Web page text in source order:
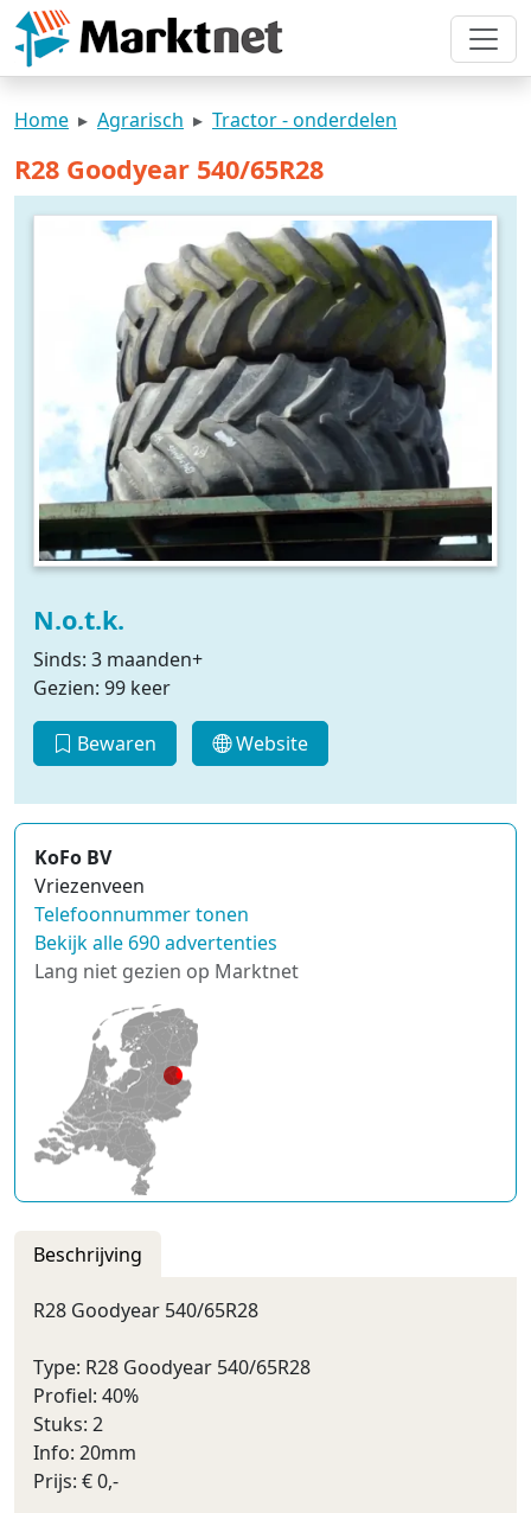
Home Agrarisch Tractor - onderdelen
R28 Goodyear 540/65R28
N.o.t.k.
Sinds: 3 maanden+
Gezien: 99 keer
Bewaren Website
KoFo BV
Vriezenveen
Telefoonnummer tonen
Bekijk alle 690 advertenties
Lang niet gezien op Marktnet
Beschrijving
R28 Goodyear 540/65R28
Type: R28 Goodyear 540/65R28
Profiel: 40%
Stuks: 2
Info: 20mm
Prijs: € 0,-